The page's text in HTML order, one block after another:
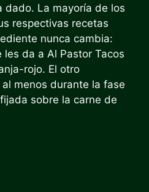
dado. La mayoría de los
respectivas recetas
nunca cambia:
les da a Al Pastor Tacos
rojo. El otro
menos durante la fase
sobre la carne de